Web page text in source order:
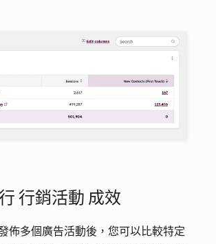
行銷活動 成效
佈多個廣告活動後，您可以比較特定